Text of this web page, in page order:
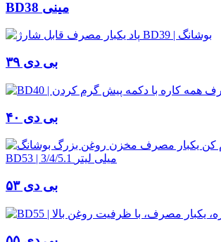
BD38 مینی
بی دی ۳۹
بی دی ۴۰
بی دی ۵۳